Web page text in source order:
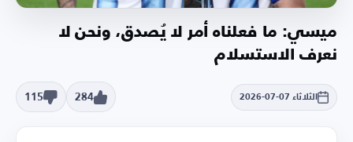
ميسي: ما فعلناه أمر لا يُصدق، ونحن لا
نعرف الاستسلام
الثلاثاء 07-07-2026 284
115